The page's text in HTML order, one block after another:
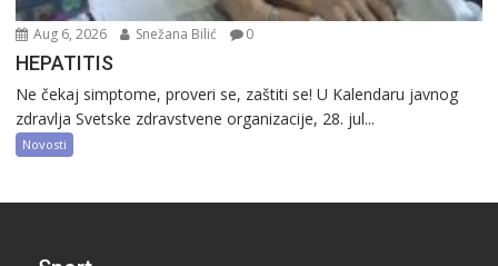
Aug 6, 2026 Snežana Bilić 0
HEPATITIS
Ne čekaj simptome, proveri se, zaštiti se! U Kalendaru javnog
zdravlja Svetske zdravstvene organizacije, 28. jul...
Novosti